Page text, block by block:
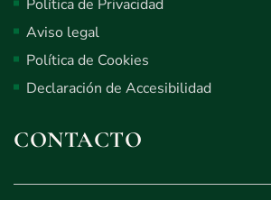
Política de Privacidad
Aviso legal
Política de Cookies
Declaración de Accesibilidad
CONTACTO